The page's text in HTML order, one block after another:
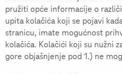
pružiti opće informacije o
upita kolačića koji se pojavi
stranicu, imate mogućnost
kolačića. Kolačići koji su nužni
gore objašnjenje pod 1.) ne